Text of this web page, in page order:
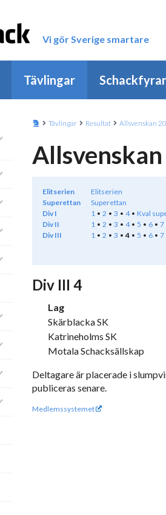
Vi gör Sverige smartare
Tävlingar
Tävlingar Resultat Allsvenskan
Elitserien
Elitserien
Superettan
Superettan
Div I
1 2 3 4
Kval
Div II
1 2 3 4 5 6 7
Div III
1 2 3 4 5 6 7
Div III 4
Lag
Skärblacka SK
Katrineholms SK
Motala Schacksällskap
Deltagare är placerade i
publiceras senare.
Medlemssystemet